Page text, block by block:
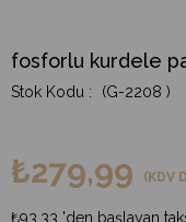
fosforlu kurdele
(G-2208 )
₺279,99 (KDV
₺93,33 'den başlayan